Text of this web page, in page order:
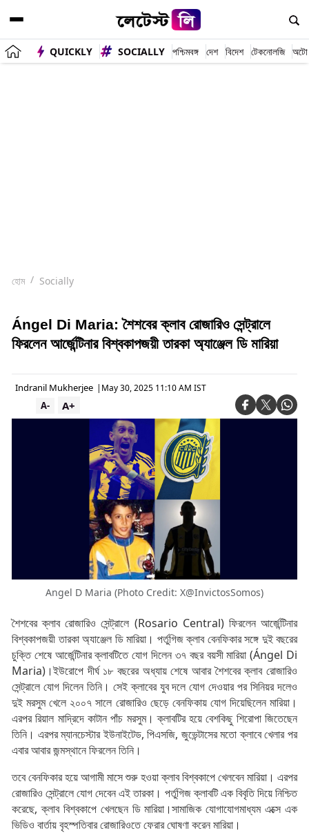
QUICKLY SOCIALLY পশ্চিমবঙ্গ দেশ বিদেশ টেকনোলজি অটো
হোম Socially
Ángel Di Maria: শৈশবের ক্লাব রোজারিও সেন্ট্রালে
ফিরলেন আর্জেন্টিনার বিশ্বকাপজয়ী তারকা অ্যাঞ্জেল ডি মারিয়া
Indranil Mukherjee | May 30, 2025 11:10 AM IST
A+
A-
Angel D Maria (Photo Credit: X@InvictosSomos)
শৈশবের ক্লাব রোজারিও সেন্ট্রালে (Rosario Central) ফিরলেন আর্জেন্টিনার
বিশ্বকাপজয়ী তারকা অ্যাঞ্জেল ডি মারিয়া। পর্তুগিজ ক্লাব বেনফিকার সঙ্গে দুই বছরের
চুক্তি শেষে আর্জেন্টিনার ক্লাবটিতে যোগ দিলেন ৩৭ বছর বয়সী মারিয়া (Ángel Di
Maria)।ইউরোপে দীর্ঘ ১৮ বছরের অধ্যায় শেষে আবার শৈশবের ক্লাব রোজারিও
সেন্ট্রালে যোগ দিলেন তিনি। সেই ক্লাবের যুব দলে যোগ দেওয়ার পর সিনিয়র দলেও
দুই মরসুম খেলে ২০০৭ সালে রোজারিও ছেড়ে বেনফিকায় যোগ দিয়েছিলেন মারিয়া।
এরপর রিয়াল মাদ্রিদে কাটান পাঁচ মরসুম। ক্লাবটির হয়ে বেশকিছু শিরোপা জিতেছেন
তিনি। এরপর ম্যানচেস্টার ইউনাইটেড, পিএসজি, জুভেন্টাসের মতো ক্লাবে খেলার পর
এবার আবার জন্মস্থানে ফিরলেন তিনি।
তবে বেনফিকার হয়ে আগামী মাসে শুরু হওয়া ক্লাব বিশ্বকাপে খেলবেন মারিয়া। এরপর
রোজারিও সেন্ট্রালে যোগ দেবেন এই তারকা। পর্তুগিজ ক্লাবটি এক বিবৃতি দিয়ে নিশ্চিত
করেছে, ক্লাব বিশ্বকাপে খেলছেন ডি মারিয়া।সামাজিক যোগাযোগমাধ্যম এক্সে এক
ভিডিও বার্তায় বৃহস্পতিবার রোজারিওতে ফেরার ঘোষণা করেন মারিয়া।